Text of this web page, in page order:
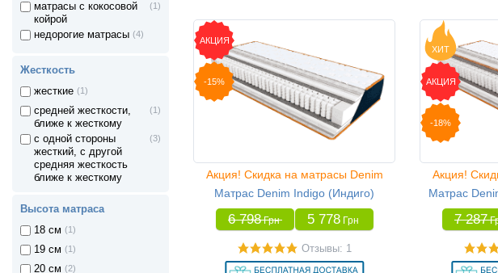
матрасы с кокосовой
койрой
(1)
недорогие матрасы (4)
Жесткость
жесткие (1)
средней жесткости,
ближе к жесткому
(1)
с одной стороны
жесткий, с другой
средняя жесткость
ближе к жесткому
(3)
Высота матраса
18 см (1)
19 см (1)
20 см (2)
АКЦИЯ
-15%
Акция! Скидка на матрасы Denim
Матрас Denim Indigo (Индиго)
6 798 Грн 5 778 Грн
Отзывы: 1
ХИТ
АКЦИЯ
-18%
Акция!
Матрас
7 287